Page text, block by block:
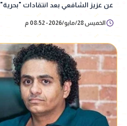
عن عزيز الشافعي بعد انتقادات "بحرية"
الخميس 28/مايو/2026 - 08:52 م